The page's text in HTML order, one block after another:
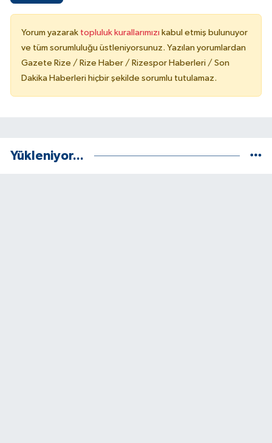
Yorum yazarak topluluk kurallarımızı kabul etmiş bulunuyor
ve tüm sorumluluğu üstleniyorsunuz. Yazılan yorumlardan
Gazete Rize / Rize Haber / Rizespor Haberleri / Son
Dakika Haberleri hiçbir şekilde sorumlu tutulamaz.
Yükleniyor...